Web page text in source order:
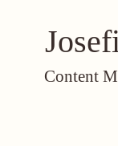
Content